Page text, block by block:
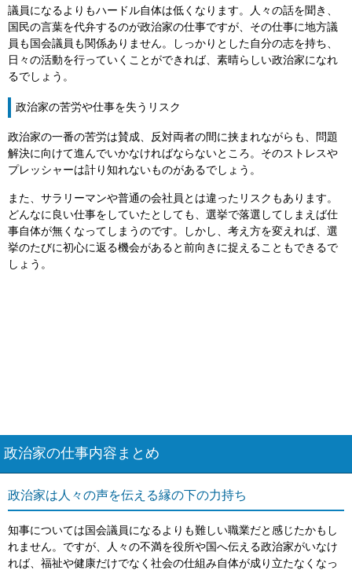
議員になるよりもハードル自体は低くなります。人々の話を聞き、
国民の言葉を代弁するのが政治家の仕事ですが、その仕事に地方議
員も国会議員も関係ありません。しっかりとした自分の志を持ち、
日々の活動を行っていくことができれば、素晴らしい政治家になれ
るでしょう。
政治家の苦労や仕事を失うリスク
政治家の一番の苦労は賛成、反対両者の間に挟まれながらも、問題
解決に向けて進んでいかなければならないところ。そのストレスや
プレッシャーは計り知れないものがあるでしょう。
また、サラリーマンや普通の会社員とは違ったリスクもあります。
どんなに良い仕事をしていたとしても、選挙で落選してしまえば仕
事自体が無くなってしまうのです。しかし、考え方を変えれば、選
挙のたびに初心に返る機会があると前向きに捉えることもできるで
しょう。
政治家の仕事内容まとめ
政治家は人々の声を伝える縁の下の力持ち
知事については国会議員になるよりも難しい職業だと感じたかもし
れません。ですが、人々の不満を役所や国へ伝える政治家がいなけ
れば、福祉や健康だけでなく社会の仕組み自体が成り立たなくなっ